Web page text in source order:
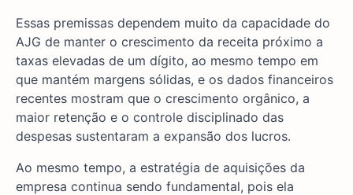
Essas premissas dependem muito da capacidade do
AJG de manter o crescimento da receita próximo a
taxas elevadas de um dígito, ao mesmo tempo em
que mantém margens sólidas, e os dados financeiros
recentes mostram que o crescimento orgânico, a
maior retenção e o controle disciplinado das
despesas sustentaram a expansão dos lucros.
Ao mesmo tempo, a estratégia de aquisições da
empresa continua sendo fundamental, pois ela